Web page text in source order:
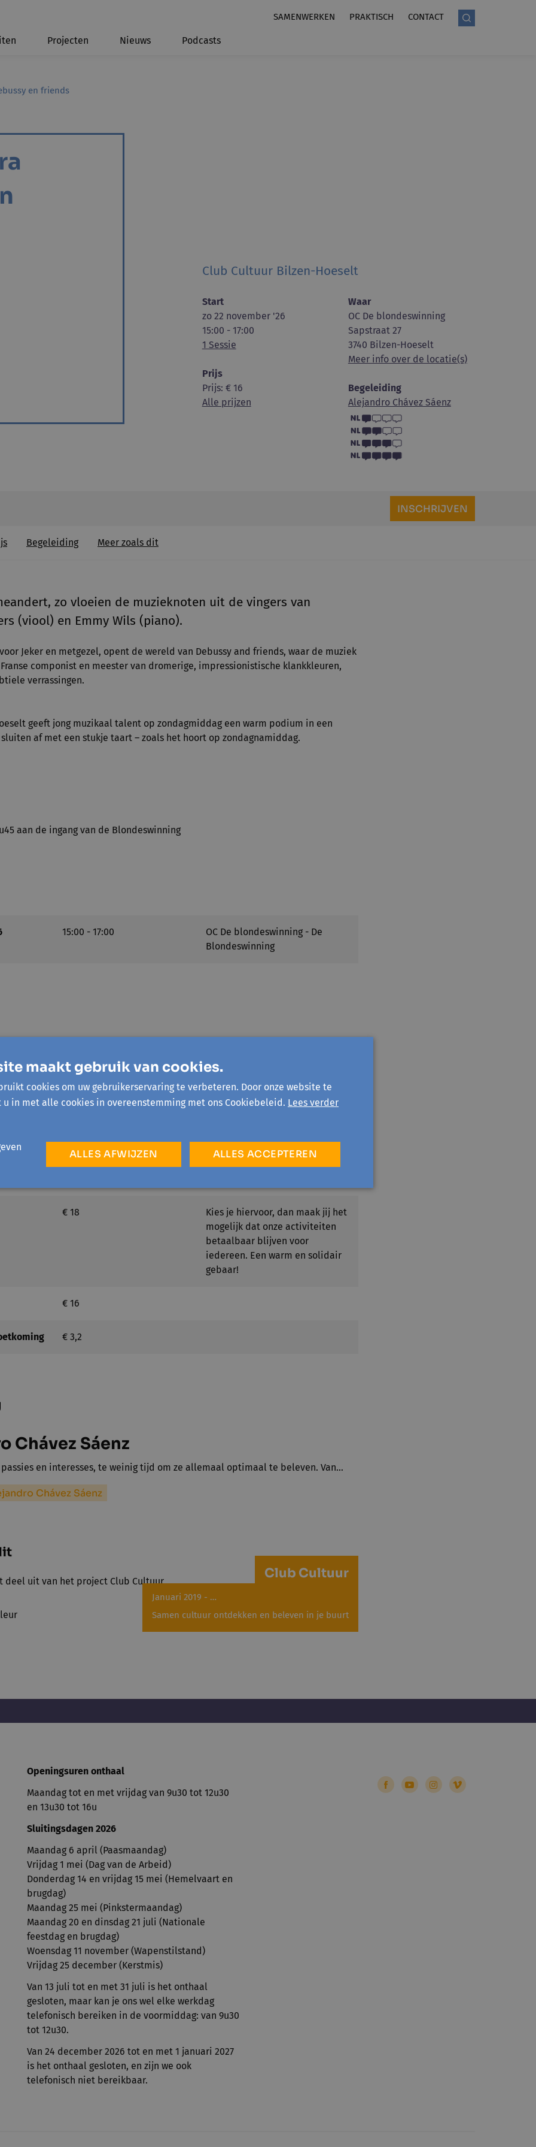
SAMENWERKEN PRAKTISCH CONTACT
Projecten Nieuws Podcasts
en friends
Club Cultuur Bilzen-Hoeselt
Start
zo 22 november '26
15:00 - 17:00
1 Sessie
Prijs
Prijs: € 16
Alle prijzen
Waar
OC De blondeswinning
Sapstraat 27
3740 Bilzen-Hoeselt
Meer info over de locatie(s)
Begeleiding
Alejandro Chávez Sáenz
INSCHRIJVEN
Begeleiding Meer zoals dit
zo vloeien de muzieknoten uit de vingers van
(viool) en Emmy Wils (piano).
Jeker en metgezel, opent de wereld van Debussy and friends, waar de muziek
Franse componist en meester van dromerige, impressionistische klankkleuren,
verrassingen.
geeft jong muzikaal talent op zondagmiddag een warm podium in een
af met een stukje taart – zoals het hoort op zondagnamiddag.
aan de ingang van de Blondeswinning
15:00 - 17:00
OC De blondeswinning - De
Blondeswinning
€ 18
Kies je hiervoor, dan maak jij het
mogelijk dat onze activiteiten
betaalbaar blijven voor
iedereen. Een warm en solidair
gebaar!
€ 16
€ 3,2
Chávez Sáenz
en interesses, te weinig tijd om ze allemaal optimaal te beleven. Van…
Chávez Sáenz
deel uit van het project Club Cultuur
Club Cultuur
Januari 2019 - …
Samen cultuur ontdekken en beleven in je buurt
Openingsuren onthaal
Maandag tot en met vrijdag van 9u30 tot 12u30
en 13u30 tot 16u
Sluitingsdagen 2026
Maandag 6 april (Paasmaandag)
Vrijdag 1 mei (Dag van de Arbeid)
Donderdag 14 en vrijdag 15 mei (Hemelvaart en
brugdag)
Maandag 25 mei (Pinkstermaandag)
Maandag 20 en dinsdag 21 juli (Nationale
feestdag en brugdag)
Woensdag 11 november (Wapenstilstand)
Vrijdag 25 december (Kerstmis)
Van 13 juli tot en met 31 juli is het onthaal
gesloten, maar kan je ons wel elke werkdag
telefonisch bereiken in de voormiddag: van 9u30
tot 12u30.
Van 24 december 2026 tot en met 1 januari 2027
is het onthaal gesloten, en zijn we ook
telefonisch niet bereikbaar.
maakt gebruik van cookies.
cookies om uw gebruikerservaring te verbeteren. Door onze website te
in met alle cookies in overeenstemming met ons Cookiebeleid. Lees verder
ALLES ACCEPTEREN
ALLES AFWIJZEN